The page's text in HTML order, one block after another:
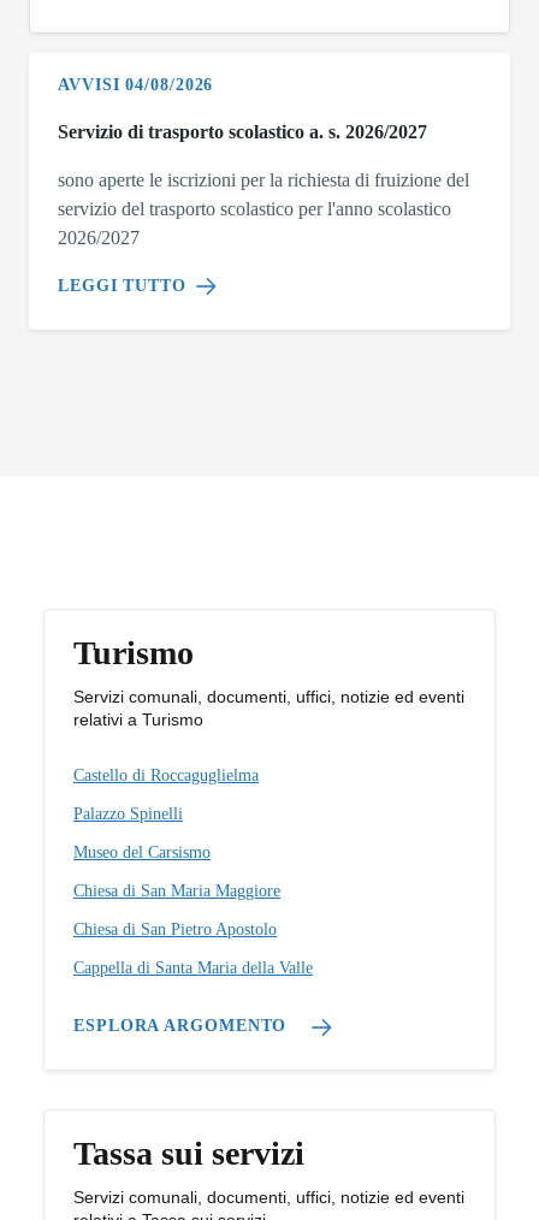
AVVISI 04/08/2026
Servizio di trasporto scolastico a. s. 2026/2027
sono aperte le iscrizioni per la richiesta di fruizione del
servizio del trasporto scolastico per l'anno scolastico
2026/2027
LEGGI TUTTO
Turismo
Servizi comunali, documenti, uffici, notizie ed eventi
relativi a Turismo
Castello di Roccaguglielma
Palazzo Spinelli
Museo del Carsismo
Chiesa di San Maria Maggiore
Chiesa di San Pietro Apostolo
Cappella di Santa Maria della Valle
ESPLORA ARGOMENTO
Tassa sui servizi
Servizi comunali, documenti, uffici, notizie ed eventi